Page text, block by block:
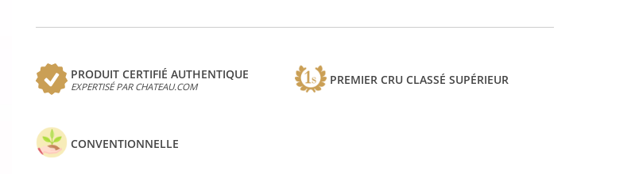
PRODUIT CERTIFIÉ AUTHENTIQUE
EXPERTISÉ PAR CHATEAU.COM PREMIER CRU CLASSÉ SUPÉRIEUR
CONVENTIONNELLE